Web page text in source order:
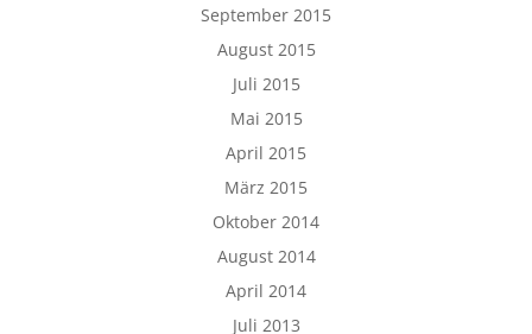
September 2015
August 2015
Juli 2015
Mai 2015
April 2015
März 2015
Oktober 2014
August 2014
April 2014
Juli 2013